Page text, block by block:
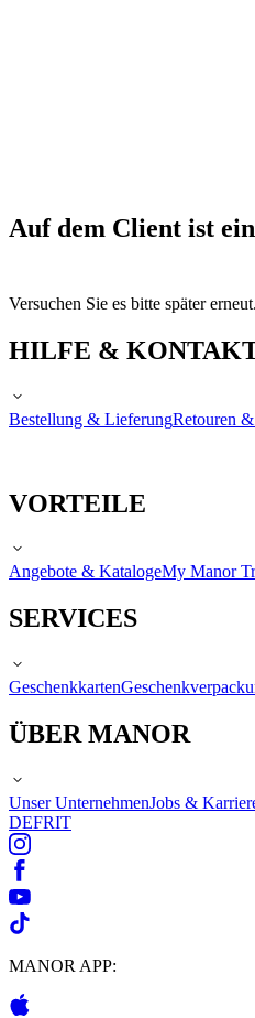
Auf dem Client ist
Versuchen Sie es bitte später erneut.
HILFE &
Bestellung & LieferungRetouren
VORTEILE
Angebote & KatalogeMy Manor
SERVICES
Geschenkkarten
ÜBER MANOR
Unser UnternehmenJobs &
DEFRIT
MANOR APP: